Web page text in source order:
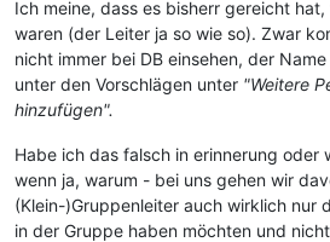
Ich meine, dass es bisherr gereicht
waren (der Leiter ja so wie so). Zwar
nicht immer bei DB einsehen, der
unter den Vorschlägen unter "Weitere
hinzufügen".
Habe ich das falsch in erinnerung oder
wenn ja, warum - bei uns gehen wir
(Klein-)Gruppenleiter auch wirklich nur
in der Gruppe haben möchten und